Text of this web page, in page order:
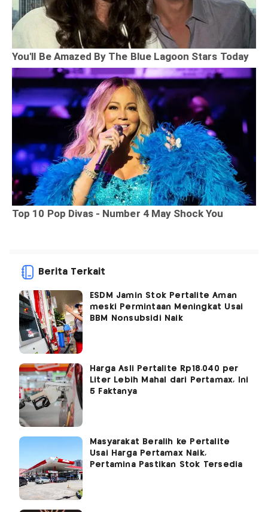
Berita Terkait
ESDM Jamin Stok Pertalite Aman
meski Permintaan Meningkat Usai
BBM Nonsubsidi Naik
Harga Asli Pertalite Rp18.040 per
Liter Lebih Mahal dari Pertamax, Ini
5 Faktanya
Masyarakat Beralih ke Pertalite
Usai Harga Pertamax Naik,
Pertamina Pastikan Stok Tersedia